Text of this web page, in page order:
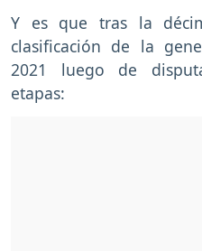
Y es que tras la
clasificación de la
2021 luego de
etapas: